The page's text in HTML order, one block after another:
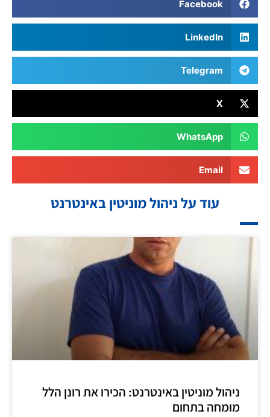
Facebook
LinkedIn
Telegram
X
WhatsApp
Email
עוד על ניהול מוניטין באינטרנט
ניהול מוניטין באינטרנט: הכירו את רונן הלל
מומחה בתחום